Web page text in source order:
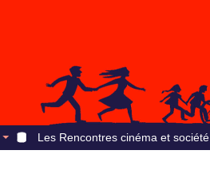
Les Rencontres cinéma et société